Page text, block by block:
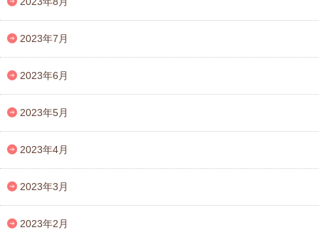
2023年7月
2023年6月
2023年5月
2023年4月
2023年3月
2023年2月